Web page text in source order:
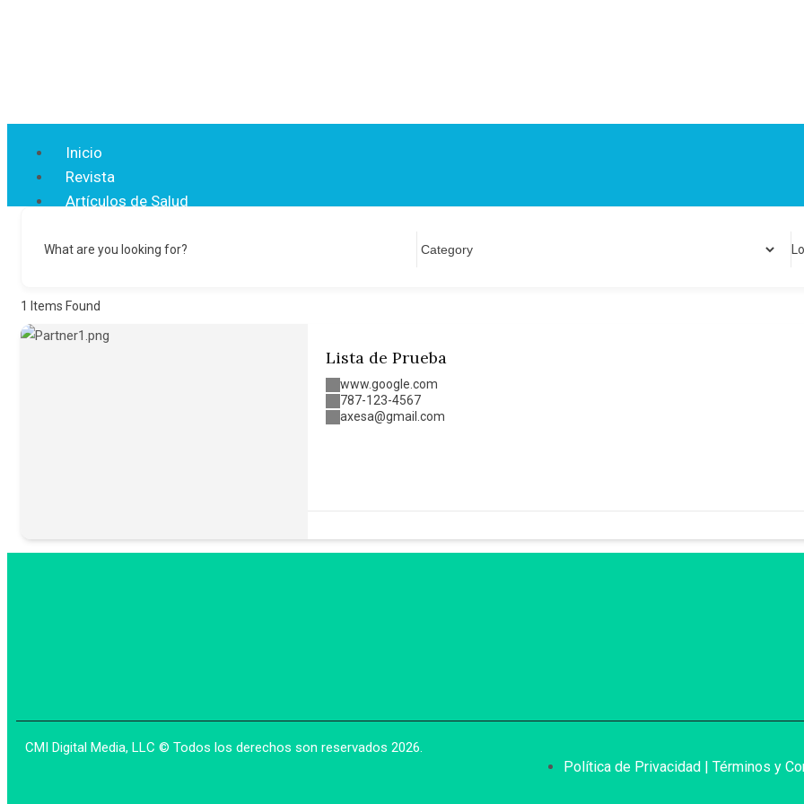
Inicio
Revista
Artículos de Salud
Directorio Médico
What are you looking for?
1 Items Found
Lista de Prueba
www.google.com
787-123-4567
axesa@gmail.com
CMI Digital Media, LLC © Todos los derechos son reservados 2026.
Política de Privacidad | Términos y